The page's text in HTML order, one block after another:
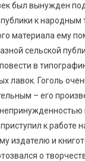
был вынужден
к народным
материала ему
сельской
в
лавок. Гоголь
– его
к работе
издателю и
о